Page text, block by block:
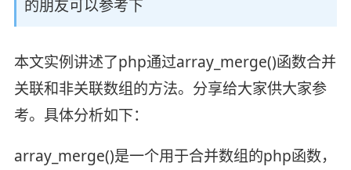
的朋友可以参考下
本文实例讲述了php通过array_merge()函数合并
关联和非关联数组的方法。分享给大家供大家参
考。具体分析如下：
array_merge()是一个用于合并数组的php函数，